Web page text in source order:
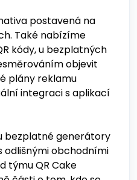
postavená na
Také nabízíme
kódy, u bezplatných
objevit
plány reklamu
integraci s aplikací
bezplatné generátory
odlišnými obchodními
týmu QR Cake